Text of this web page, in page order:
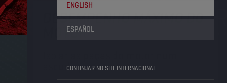
ENGLISH
ESPAÑOL
CONTINUAR NO SITE INTERNACIONAL
DESEMPENHO MÁXIMO DO
MOTOR
escudo protetor